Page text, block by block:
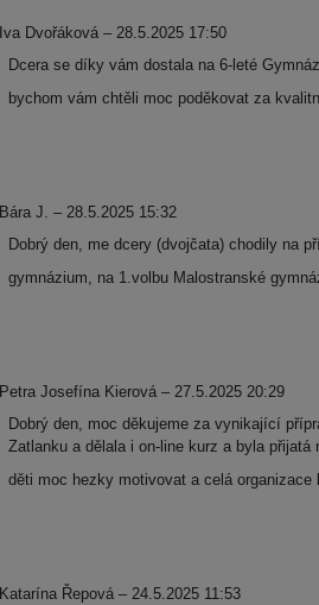
Iva Dvořáková – 28.5.2025 17:50
Dcera se díky vám dostala na 6-leté
bychom vám chtěli moc poděkovat za
Bára J. – 28.5.2025 15:32
Dobrý den, me dcery (dvojčata) chodily na
gymnázium, na 1.volbu Malostranské
Petra Josefína Kierová – 27.5.2025 20:29
Dobrý den, moc děkujeme za vynikající
Zatlanku a dělala i on-line kurz a byla
děti moc hezky motivovat a celá
Katarína Řepová – 24.5.2025 11:53